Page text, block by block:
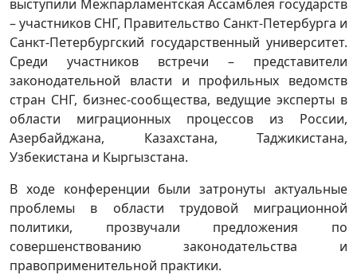
выступили Межпарламентская Ассамблея государств
– участников СНГ, Правительство Санкт-Петербурга и
Санкт-Петербургский государственный университет.
Среди участников встречи – представители
законодательной власти и профильных ведомств
стран СНГ, бизнес-сообщества, ведущие эксперты в
области миграционных процессов из России,
Азербайджана, Казахстана, Таджикистана,
Узбекистана и Кыргызстана.
В ходе конференции были затронуты актуальные
проблемы в области трудовой миграционной
политики, прозвучали предложения по
совершенствованию законодательства и
правоприменительной практики.